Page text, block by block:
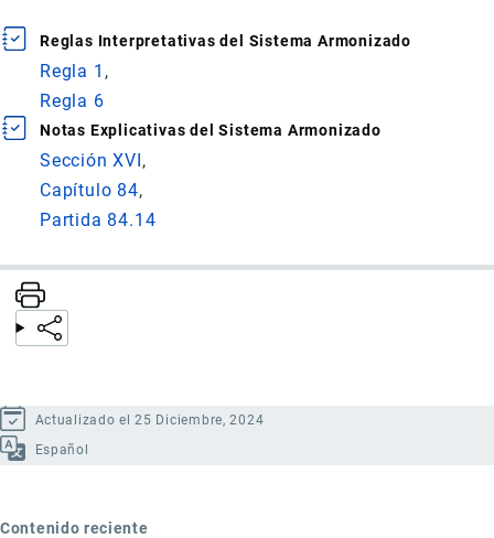
Reglas Interpretativas del Sistema Armonizado
Regla 1
Regla 6
Notas Explicativas del Sistema Armonizado
Sección XVI
Capítulo 84
Partida 84.14
Actualizado el 25 Diciembre, 2024
Español
Contenido reciente